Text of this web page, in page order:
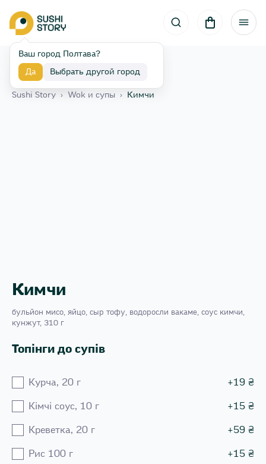
Ваш город Полтава?
Да Выбрать другой город
Назад
Sushi Story › Wok и супы › Кимчи
Кимчи
бульйон мисо, яйцо, сыр тофу, водоросли вакаме, соус кимчи,
кунжут, 310 г
Топінги до супів
Курча, 20 г +19 ₴
Кiмчi соус, 10 г +15 ₴
Креветка, 20 г +59 ₴
Рис 100 г +15 ₴